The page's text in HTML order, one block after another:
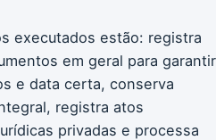
executados estão: registra
em geral para garantir
e data certa, conserva
registra atos
privadas e processa